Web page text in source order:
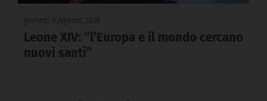
Leone XIV: “l’Europa e il mondo cercano
nuovi santi”